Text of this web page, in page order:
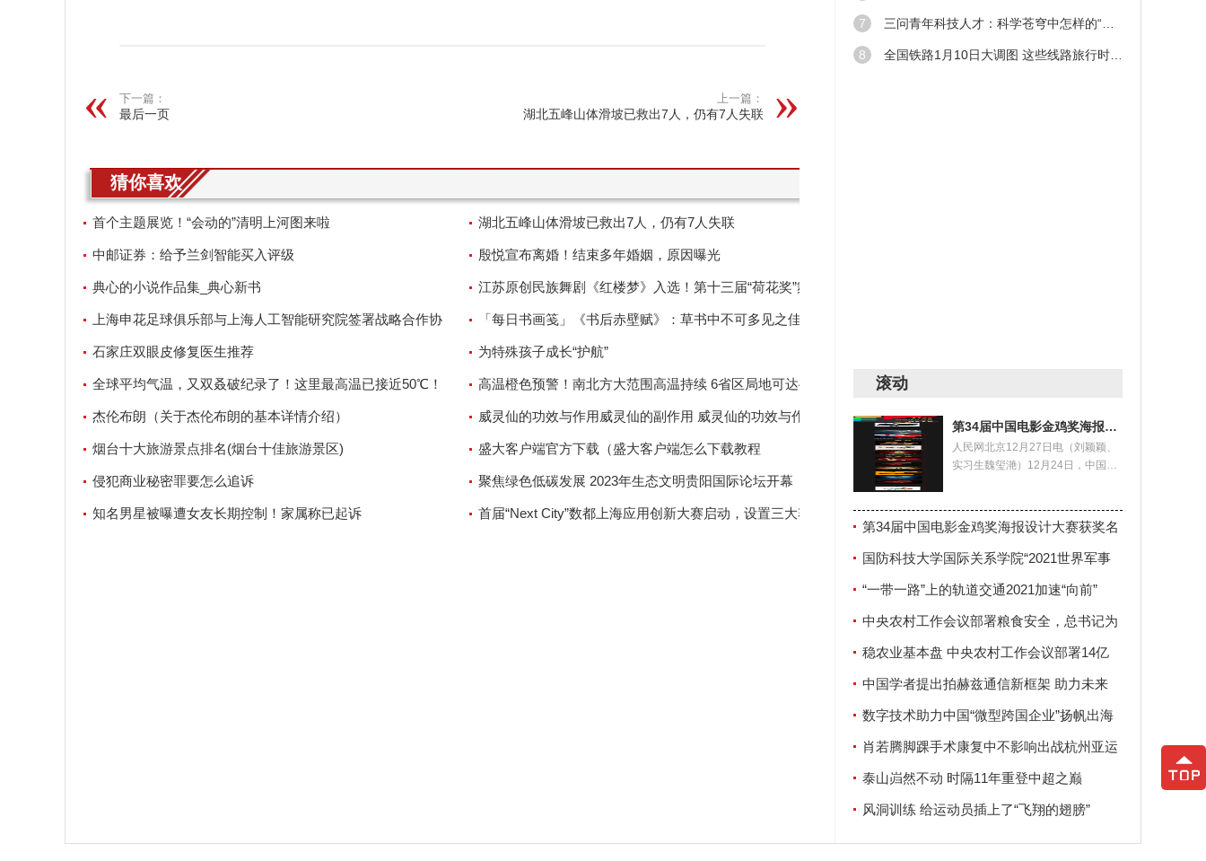
下一篇：
最后一页
上一篇：
湖北五峰山体滑坡已救出7人，仍有7人失联
猜你喜欢
首个主题展览！“会动的”清明上河图来啦 湖北五峰山体滑坡已救出7人，仍有7人失联
中邮证券：给予兰剑智能买入评级 殷悦宣布离婚！结束多年婚姻，原因曝光
典心的小说作品集_典心新书 江苏原创民族舞剧《红楼梦》入选！第十三届“荷花奖”舞剧
评奖结果公示
上海申花足球俱乐部与上海人工智能研究院签署战略合作协
议
「每日书画笺」《书后赤壁赋》：草书中不可多见之佳作
石家庄双眼皮修复医生推荐 为特殊孩子成长“护航”
全球平均气温，又双叒破纪录了！这里最高温已接近50℃！
还会更热？
高温橙色预警！南北方大范围高温持续 6省区局地可达40℃
杰伦布朗（关于杰伦布朗的基本详情介绍） 威灵仙的功效与作用威灵仙的副作用 威灵仙的功效与作用
是什么
烟台十大旅游景点排名(烟台十佳旅游景区) 盛大客户端官方下载（盛大客户端怎么下载教程
侵犯商业秘密罪要怎么追诉 聚焦绿色低碳发展 2023年生态文明贵阳国际论坛开幕
知名男星被曝遭女友长期控制！家属称已起诉 首届“Next City”数都上海应用创新大赛启动，设置三大赛道
7 三问青年科技人才：科学苍穹中怎样的“新星”在闪耀
8 全国铁路1月10日大调图 这些线路旅行时间缩短！
滚动
第34届中国电影金鸡奖海报设计大赛获奖名单揭晓
人民网北京12月27日电（刘颖颖、
实习生魏玺滟）12月24日，中国电
第34届中国电影金鸡奖海报设计大赛获奖名
单揭晓
国防科技大学国际关系学院“2021世界军事
安全论坛”在南京举行
“一带一路”上的轨道交通2021加速“向前”
中央农村工作会议部署粮食安全，总书记为
何强调这两个字？
稳农业基本盘 中央农村工作会议部署14亿
人“饭碗”大事
中国学者提出拍赫兹通信新框架 助力未来
6G发展
数字技术助力中国“微型跨国企业”扬帆出海
肖若腾脚踝手术康复中不影响出战杭州亚运
会泰山岿然不动 时隔11年重登中超之巅
风洞训练 给运动员插上了“飞翔的翅膀”